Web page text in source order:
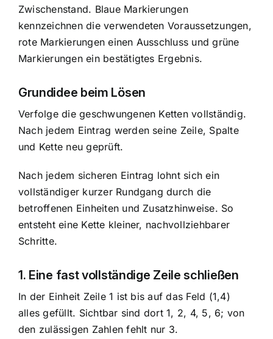
Zwischenstand. Blaue Markierungen
kennzeichnen die verwendeten Voraussetzungen,
rote Markierungen einen Ausschluss und grüne
Markierungen ein bestätigtes Ergebnis.
Grundidee beim Lösen
Verfolge die geschwungenen Ketten vollständig.
Nach jedem Eintrag werden seine Zeile, Spalte
und Kette neu geprüft.
Nach jedem sicheren Eintrag lohnt sich ein
vollständiger kurzer Rundgang durch die
betroffenen Einheiten und Zusatzhinweise. So
entsteht eine Kette kleiner, nachvollziehbarer
Schritte.
1. Eine fast vollständige Zeile schließen
In der Einheit Zeile 1 ist bis auf das Feld (1,4)
alles gefüllt. Sichtbar sind dort 1, 2, 4, 5, 6; von
den zulässigen Zahlen fehlt nur 3.